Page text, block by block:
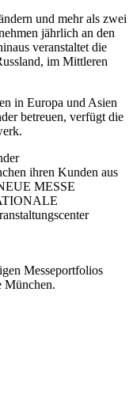
und mehr als zwei
jährlich an den
veranstaltet die
im Mittleren
in Europa und Asien
betreuen, verfügt die
ihren Kunden aus
MESSE
Messeportfolios
München.